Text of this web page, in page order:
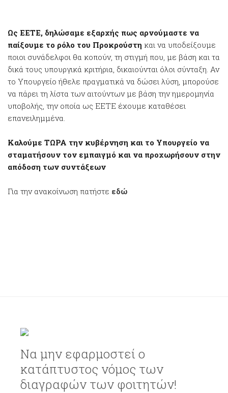
Ως ΕΕΤΕ, δηλώσαμε εξαρχής πως αρνούμαστε να
παίξουμε το ρόλο του Προκρούστη και να υποδείξουμε
ποιοι συνάδελφοι θα κοπούν, τη στιγμή που, με βάση και τα
δικά τους υπουργικά κριτήρια, δικαιούνται όλοι σύνταξη. Αν
το Υπουργείο ήθελε πραγματικά να δώσει λύση, μπορούσε
να πάρει τη λίστα των αιτούντων με βάση την ημερομηνία
υποβολής, την οποία ως ΕΕΤΕ έχουμε καταθέσει
επανειλημμένα.
Καλούμε ΤΩΡΑ την κυβέρνηση και το Υπουργείο να
σταματήσουν τον εμπαιγμό και να προχωρήσουν στην
απόδοση των συντάξεων
Για την ανακοίνωση πατήστε εδώ
Να μην εφαρμοστεί ο
κατάπτυστος νόμος των
διαγραφών των φοιτητών!